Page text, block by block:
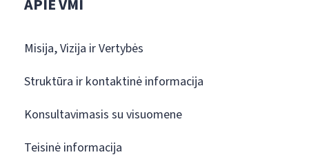
APIE VMI
Misija, Vizija ir Vertybės
Struktūra ir kontaktinė informacija
Konsultavimasis su visuomene
Teisinė informacija